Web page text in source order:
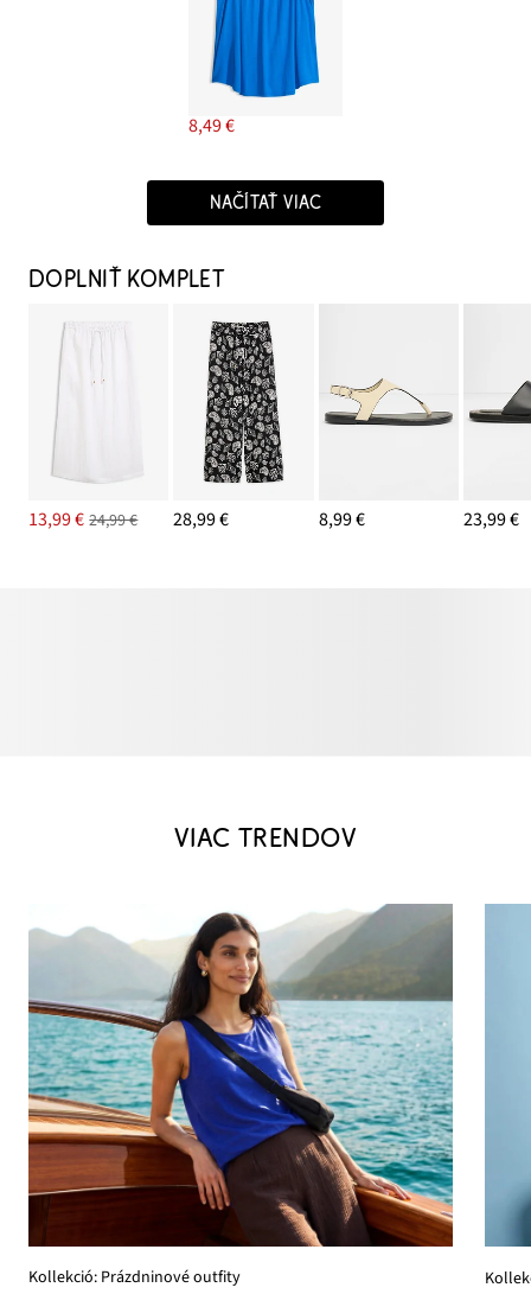
8,49 €
NAČÍTAŤ VIAC
DOPLNIŤ KOMPLET
13,99 € 24,99 € 28,99 € 8,99 € 23,99 €
VIAC TRENDOV
Kollekció: Prázdninové outfity